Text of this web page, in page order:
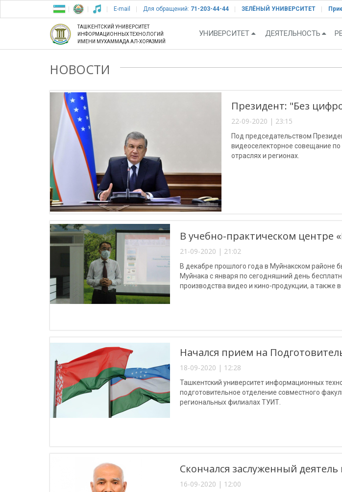
E-mail Для обращений: 71-203-44-44 ЗЕЛЁНЫЙ УНИВЕРСИТЕТ
ТАШКЕНТСКИЙ УНИВЕРСИТЕТ
ИНФОРМАЦИОННЫХ ТЕХНОЛОГИЙ
ИМЕНИ МУХАММАДА АЛ-ХОРАЗМИЙ
УНИВЕРСИТЕТ ДЕЯТЕЛЬНОСТЬ
НОВОСТИ
Президент: "Без
22-09-2020 | 23:15
Под председательством
видеоселекторное совещание
отраслях и регионах.
В учебно-практическом центре
21-09-2020 | 21:02
В декабре прошлого года в Муйнакском районе
Муйнака с января по сегодняшний день
производства видео и кино-продукции, а также
Начался прием на
18-09-2020 | 12:28
Ташкентский университет информационных
подготовительное отделение совместного
региональных филиалах ТУИТ.
Скончался заслуженный
16-09-2020 | 12:00